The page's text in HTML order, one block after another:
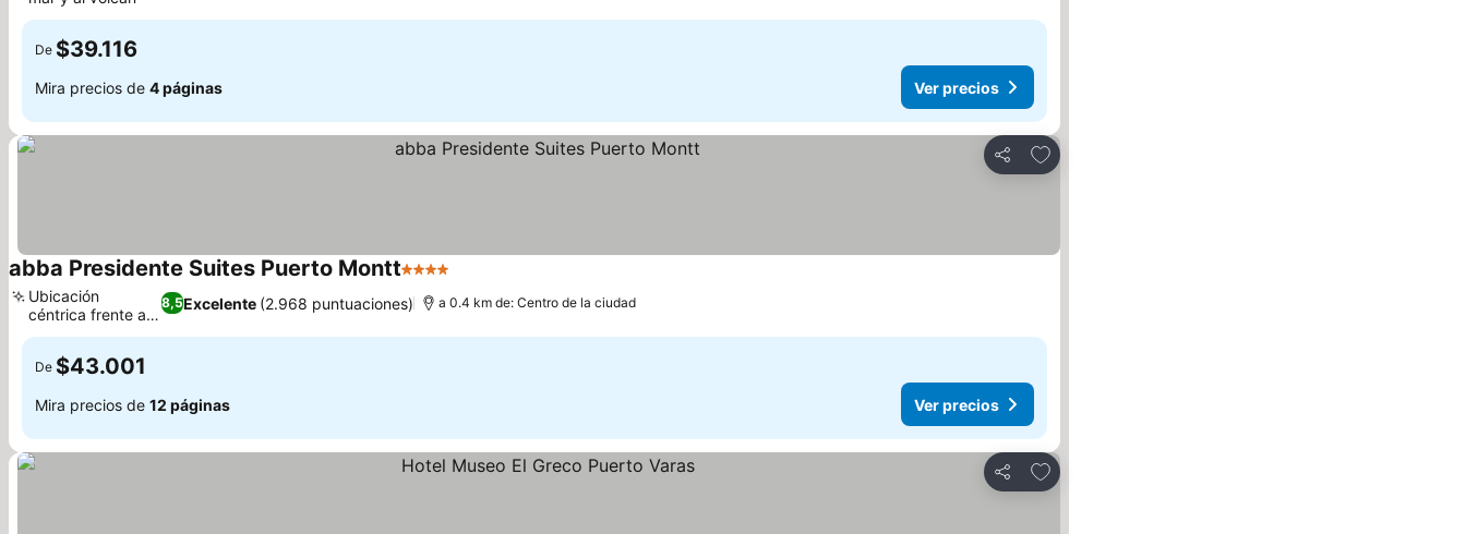
De $39.116
Mira precios de 4 páginas Ver precios
Compartir
Agregar a favoritos
abba Presidente Suites Puerto Montt4 Estrellas
8,5Excelente (2.968 puntuaciones)
Ubicación
céntrica frente al
mar
a 0.4 km de: Centro de la ciudad
De $43.001
Mira precios de 12 páginas Ver precios
Compartir
Agregar a favoritos